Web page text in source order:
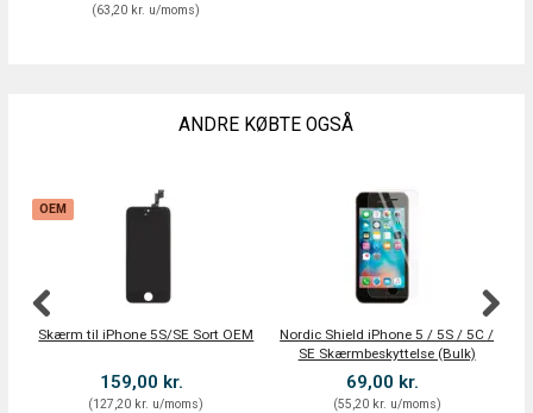
(63,20 kr. u/moms)
ANDRE KØBTE OGSÅ
OEM
Skærm til iPhone 5S/SE Sort OEM
159,00 kr.
(127,20 kr. u/moms)
Nordic Shield iPhone 5 / 5S / 5C /
SE Skærmbeskyttelse (Bulk)
69,00 kr.
(55,20 kr. u/moms)